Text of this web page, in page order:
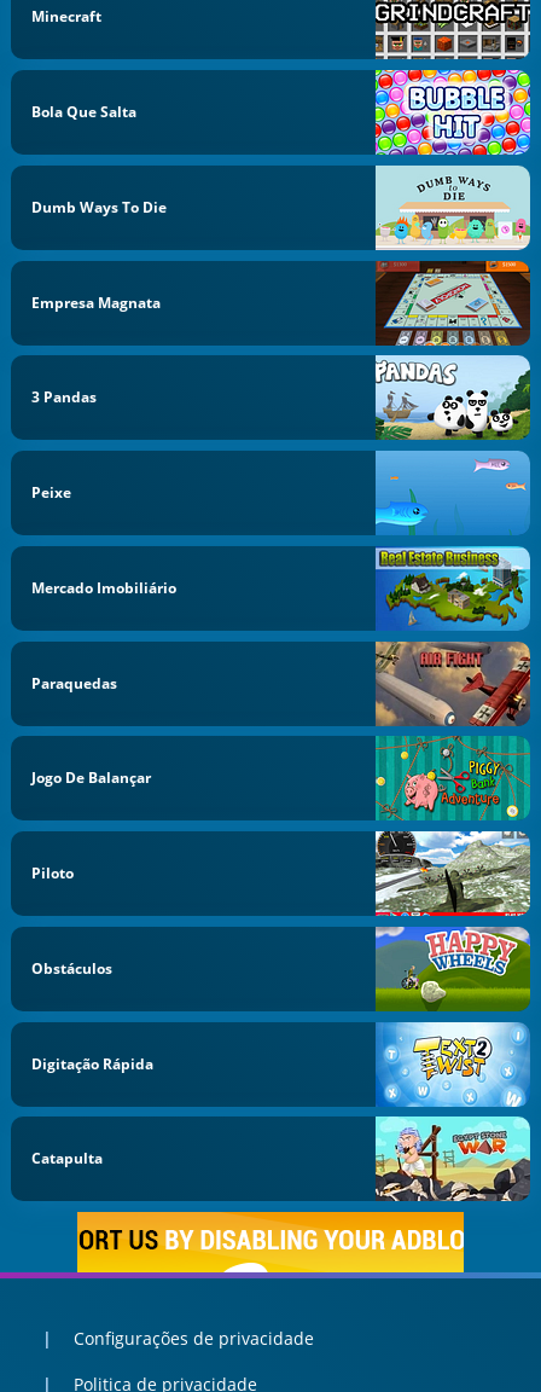
Minecraft
Bola Que Salta
Dumb Ways To Die
Empresa Magnata
3 Pandas
Peixe
Mercado Imobiliário
Paraquedas
Jogo De Balançar
Piloto
Obstáculos
Digitação Rápida
Catapulta
Configurações de privacidade
Politica de privacidade